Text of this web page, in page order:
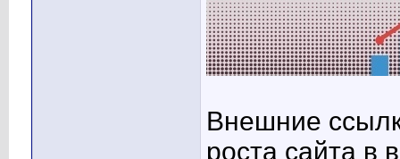
Внешние
роста сайта в